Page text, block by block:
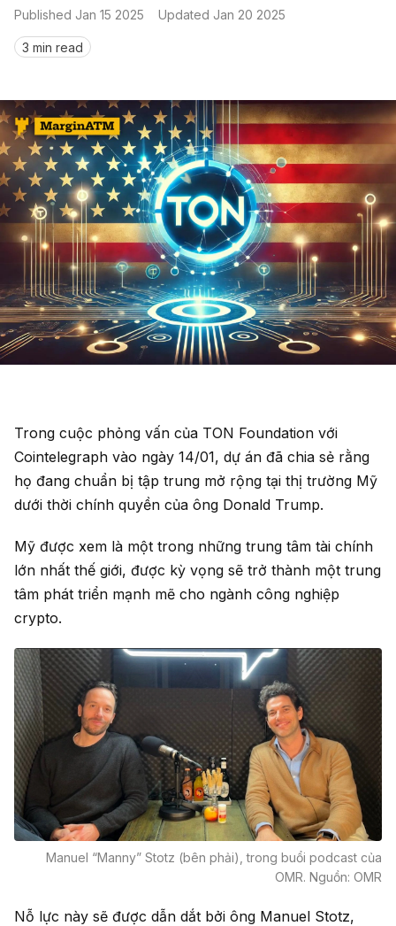
Published Jan 15 2025 Updated Jan 20 2025
3 min read
Trong cuộc phỏng vấn của TON Foundation với
Cointelegraph vào ngày 14/01, dự án đã chia sẻ rằng
họ đang chuẩn bị tập trung mở rộng tại thị trường Mỹ
dưới thời chính quyền của ông Donald Trump.
Mỹ được xem là một trong những trung tâm tài chính
lớn nhất thế giới, được kỳ vọng sẽ trở thành một trung
tâm phát triển mạnh mẽ cho ngành công nghiệp
crypto.
Manuel “Manny” Stotz (bên phải), trong buổi podcast của
OMR. Nguồn: OMR
Nỗ lực này sẽ được dẫn dắt bởi ông Manuel Stotz,